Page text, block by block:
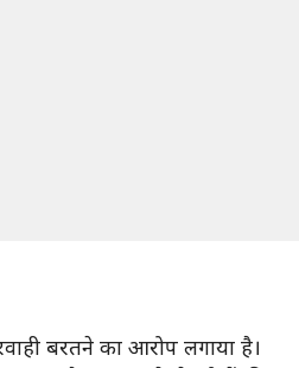
बरतने का आरोप लगाया है।